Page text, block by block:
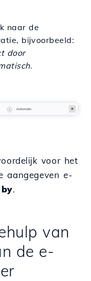
naar de
bijvoorbeeld:
door
.
voor het
aangegeven e-
.
van
de e-